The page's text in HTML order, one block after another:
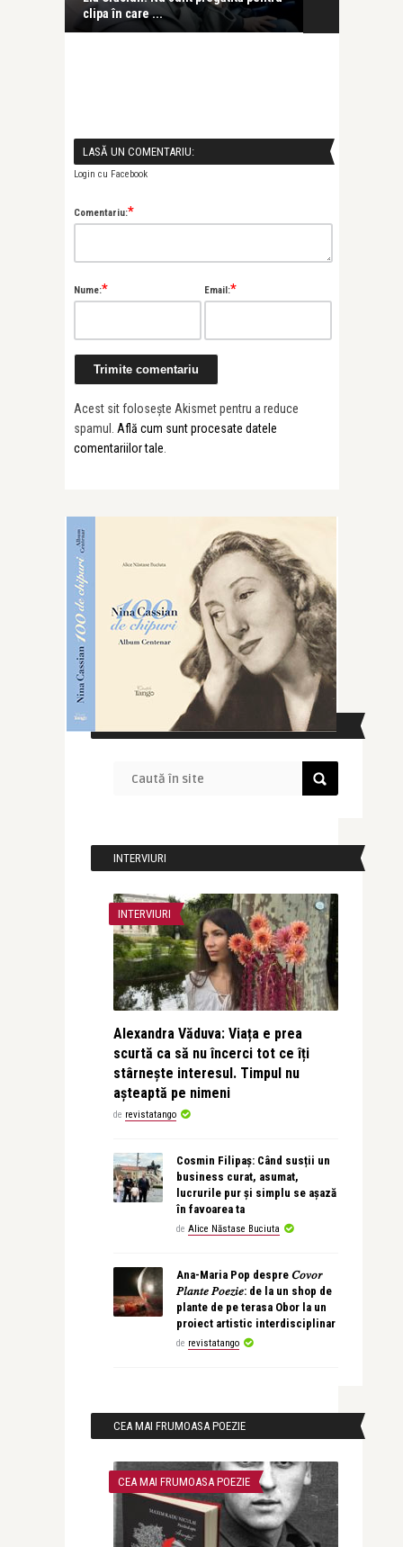
clipa în care ...
LASĂ UN COMENTARIU:
Login cu Facebook
Comentariu:*
Nume:* Email:*
Acest sit folosește Akismet pentru a reduce
spamul. Află cum sunt procesate datele
comentariilor tale
CAUTĂ ÎN SITE
INTERVIURI
INTERVIURI
Alexandra Văduva: Viața e prea
scurtă ca să nu încerci tot ce îți
stârnește interesul. Timpul nu
așteaptă pe nimeni
de revistatango
Cosmin Filipaș: Când susții un
business curat, asumat,
lucrurile pur și simplu se așază
în favoarea ta
de Alice Năstase Buciuta
Ana-Maria Pop despre 𝐶𝑜𝑣𝑜𝑟
𝑃𝑙𝑎𝑛𝑡𝑒 𝑃𝑜𝑒𝑧𝑖𝑒: de la un shop de
plante de pe terasa Obor la un
proiect artistic interdisciplinar
de revistatango
CEA MAI FRUMOASA POEZIE
CEA MAI FRUMOASA POEZIE